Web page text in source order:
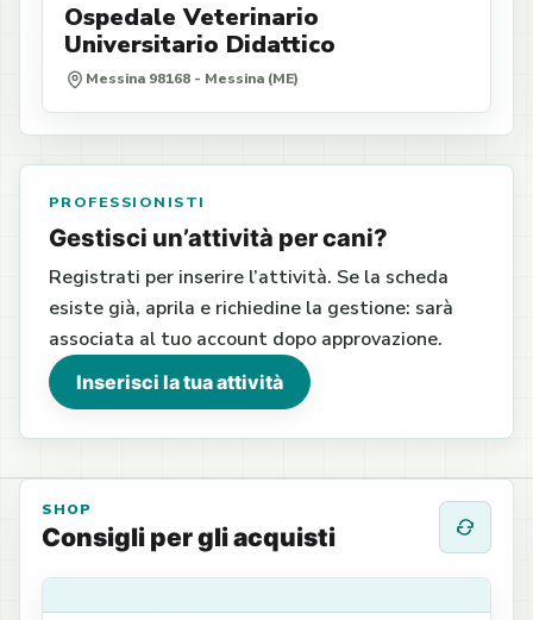
Ospedale Veterinario
Universitario Didattico
Messina 98168 - Messina (ME)
PROFESSIONISTI
Gestisci un’attività per cani?
Registrati per inserire l’attività. Se la scheda
esiste già, aprila e richiedine la gestione: sarà
associata al tuo account dopo approvazione.
Inserisci la tua attività
SHOP
Consigli per gli acquisti